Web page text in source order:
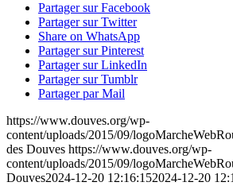
Partager sur Facebook
Partager sur Twitter
Share on WhatsApp
Partager sur Pinterest
Partager sur LinkedIn
Partager sur Tumblr
Partager par Mail
https://www.douves.org/wp-
content/uploads/2015/09/
des Douves https://www.douves.org/wp-
content/uploads/2015/09/
Douves2024-12-20 12:16:152024-12-20